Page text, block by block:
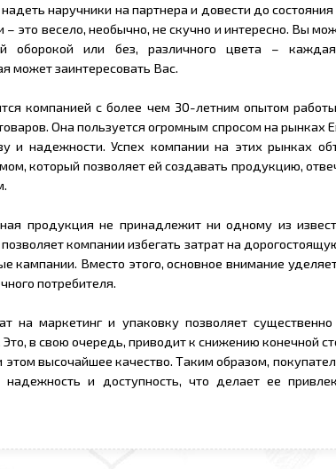
наручники на партнера и довести до
это весело, необычно, не скучно и интересно. Вы
оборокой или без, различного цвета –
может заинтересовать Вас.
компанией с более чем 30-летним опытом
Она пользуется огромным спросом на рынках
и надежности. Успех компании на этих рынках
который позволяет ей создавать продукцию,
продукция не принадлежит ни одному из
компании избегать затрат на
кампании. Вместо этого, основное внимание
потребителя.
на маркетинг и упаковку позволяет
Это, в свою очередь, приводит к снижению конечной
этом высочайшее качество. Таким образом,
надежность и доступность, что делает ее